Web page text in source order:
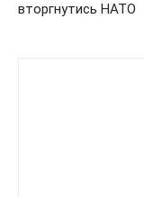
вторгнутись НАТО